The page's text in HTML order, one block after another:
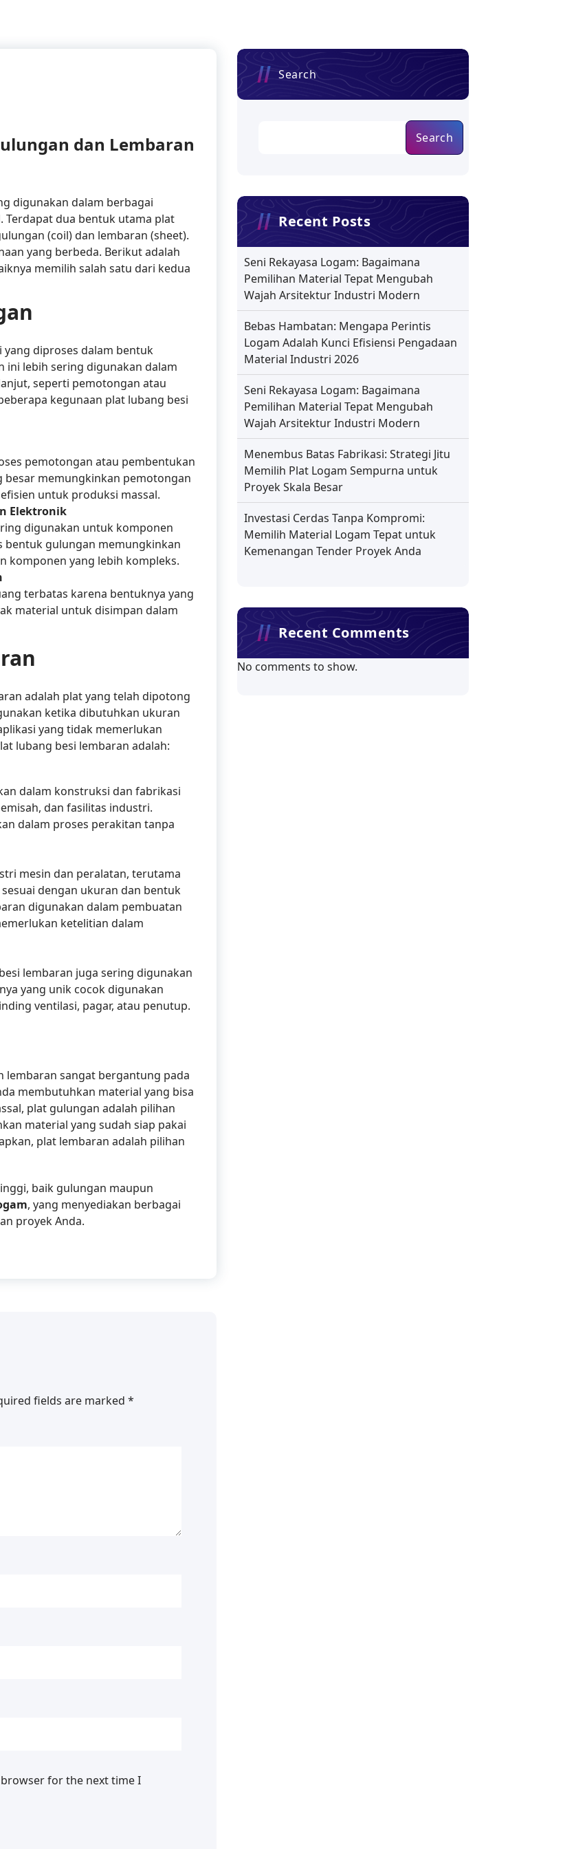
dan Lembaran
digunakan dalam berbagai
Terdapat dua bentuk utama plat
(coil) dan lembaran (sheet).
yang berbeda. Berikut adalah
memilih salah satu dari kedua
yang diproses dalam bentuk
ini lebih sering digunakan dalam
seperti pemotongan atau
kegunaan plat lubang besi
pemotongan atau pembentukan
memungkinkan pemotongan
untuk produksi massal.
Elektronik
digunakan untuk komponen
bentuk gulungan memungkinkan
komponen yang lebih kompleks.
terbatas karena bentuknya yang
material untuk disimpan dalam
adalah plat yang telah dipotong
ketika dibutuhkan ukuran
yang tidak memerlukan
lubang besi lembaran adalah:
dalam konstruksi dan fabrikasi
dan fasilitas industri.
dalam proses perakitan tanpa
mesin dan peralatan, terutama
dengan ukuran dan bentuk
digunakan dalam pembuatan
ketelitian dalam
lembaran juga sering digunakan
yang unik cocok digunakan
ventilasi, pagar, atau penutup.
lembaran sangat bergantung pada
membutuhkan material yang bisa
plat gulungan adalah pilihan
material yang sudah siap pakai
plat lembaran adalah pilihan
baik gulungan maupun
, yang menyediakan berbagai
proyek Anda.
fields are marked *
for the next time I
Search
Search
Recent Posts
Seni Rekayasa Logam: Bagaimana
Pemilihan Material Tepat Mengubah
Wajah Arsitektur Industri Modern
Bebas Hambatan: Mengapa Perintis
Logam Adalah Kunci Efisiensi Pengadaan
Material Industri 2026
Seni Rekayasa Logam: Bagaimana
Pemilihan Material Tepat Mengubah
Wajah Arsitektur Industri Modern
Menembus Batas Fabrikasi: Strategi Jitu
Memilih Plat Logam Sempurna untuk
Proyek Skala Besar
Investasi Cerdas Tanpa Kompromi:
Memilih Material Logam Tepat untuk
Kemenangan Tender Proyek Anda
Recent Comments
No comments to show.